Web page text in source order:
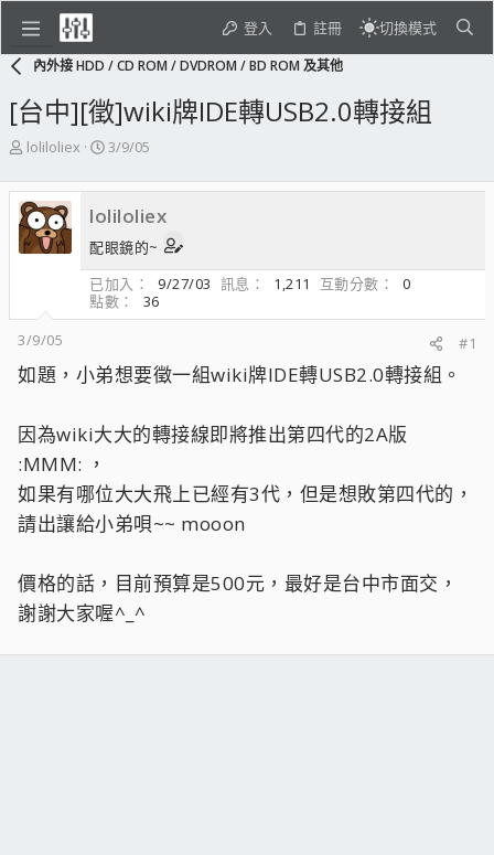
登入 註冊 切換模式
內外接 HDD / CD ROM / DVDROM / BD ROM 及其他
[台中][徵]wiki牌IDE轉USB2.0轉接組
主
發
起
人
loliloliex
開
日
期
3/9/05
loliloliex
配眼鏡的~
已加入
9/27/03 訊息 1,211 互動分數
0
點數
36
3/9/05
#1
如題，小弟想要徵一組wiki牌IDE轉USB2.0轉接組。
因為wiki大大的轉接線即將推出第四代的2A版
:MMM: ，
如果有哪位大大飛上已經有3代，但是想敗第四代的，
請出讓給小弟唄~~ mooon
價格的話，目前預算是500元，最好是台中市面交，
謝謝大家喔^_^